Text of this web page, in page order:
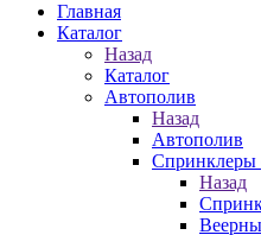
Главная
Каталог
Назад
Каталог
Автополив
Назад
Автополив
Спринклеры
Назад